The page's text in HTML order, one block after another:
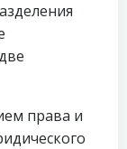
права и